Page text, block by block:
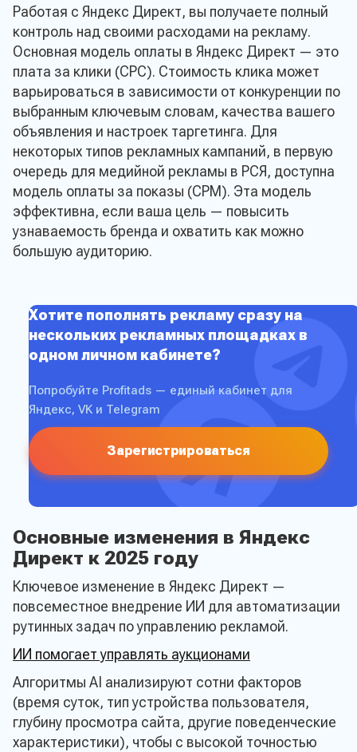
Работая с Яндекс Директ, вы получаете полный
контроль над своими расходами на рекламу.
Основная модель оплаты в Яндекс Директ — это
плата за клики (CPC). Стоимость клика может
варьироваться в зависимости от конкуренции по
выбранным ключевым словам, качества вашего
объявления и настроек таргетинга. Для
некоторых типов рекламных кампаний, в первую
очередь для медийной рекламы в РСЯ, доступна
модель оплаты за показы (CPM). Эта модель
эффективна, если ваша цель — повысить
узнаваемость бренда и охватить как можно
большую аудиторию.
Хотите пополнять рекламу сразу на
нескольких рекламных площадках в
одном личном кабинете?
Попробуйте Profitads — единый кабинет для
Яндекс, VK и Telegram
Зарегистрироваться
Основные изменения в Яндекс
Директ к 2025 году
Ключевое изменение в Яндекс Директ —
повсеместное внедрение ИИ для автоматизации
рутинных задач по управлению рекламой.
ИИ помогает управлять аукционами
Алгоритмы AI анализируют сотни факторов
(время суток, тип устройства пользователя,
глубину просмотра сайта, другие поведенческие
характеристики), чтобы с высокой точностью